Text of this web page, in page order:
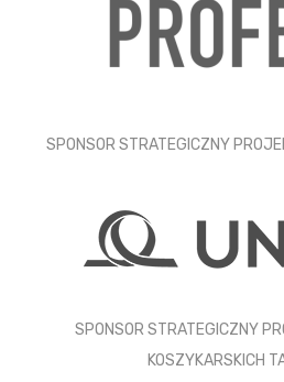
SPONSOR STRATEGICZNY
SPONSOR STRATEGICZNY
KOSZYKARSKICH